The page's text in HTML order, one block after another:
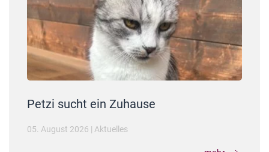
Petzi sucht ein Zuhause
05. August 2026 | Aktuelles